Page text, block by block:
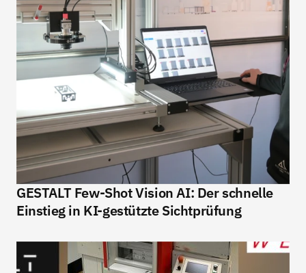
GESTALT Few-Shot Vision AI: Der schnelle
Einstieg in KI-gestützte Sichtprüfung